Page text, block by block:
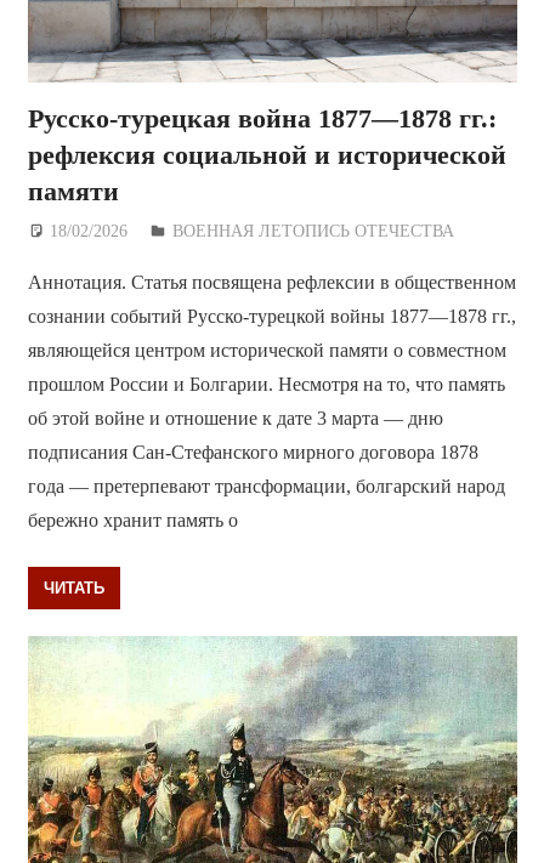
Русско-турецкая война 1877—1878 гг.:
рефлексия социальной и исторической
памяти
18/02/2026 Дежурный по Редакции
ВОЕННАЯ ЛЕТОПИСЬ ОТЕЧЕСТВА
Аннотация. Статья посвящена рефлексии в общественном
сознании событий Русско-турецкой войны 1877—1878 гг.,
являющейся центром исторической памяти о совместном
прошлом России и Болгарии. Несмотря на то, что память
об этой войне и отношение к дате 3 марта — дню
подписания Сан-Стефанского мирного договора 1878
года — претерпевают трансформации, болгарский народ
бережно хранит память о
ЧИТАТЬ